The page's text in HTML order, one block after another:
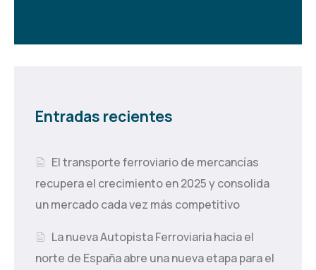
Entradas recientes
El transporte ferroviario de mercancías
recupera el crecimiento en 2025 y consolida
un mercado cada vez más competitivo
La nueva Autopista Ferroviaria hacia el
norte de España abre una nueva etapa para el